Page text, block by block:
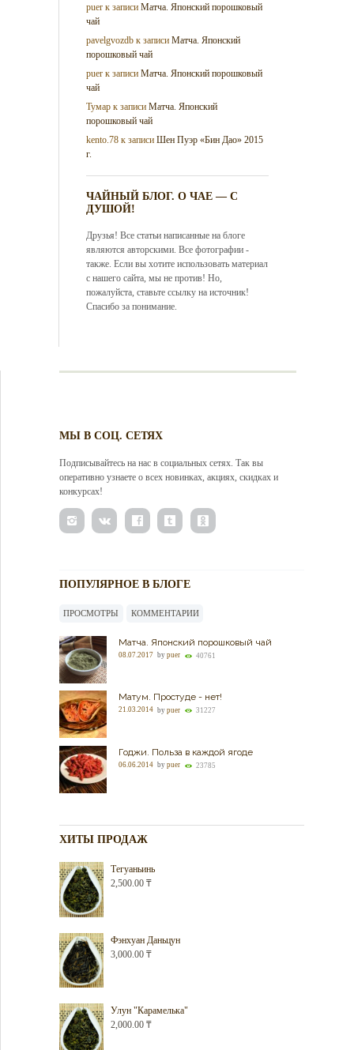
puer к записиМатча. Японский порошковый
чай
pavelgvozdb к записиМатча. Японский
порошковый чай
puer к записиМатча. Японский порошковый
чай
Тумар к записиМатча. Японский
порошковый чай
kento.78 к записиШен Пуэр «Бин Дао» 2015
г.
ЧАЙНЫЙ БЛОГ. О ЧАЕ — С
ДУШОЙ!
Друзья! Все статьи написанные на блоге
являются авторскими. Все фотографии -
также. Если вы хотите использовать материал
с нашего сайта, мы не против! Но,
пожалуйста, ставьте ссылку на источник!
Спасибо за понимание.
МЫ В СОЦ. СЕТЯХ
Подписывайтесь на нас в социальных сетях. Так вы
оперативно узнаете о всех новинках, акциях, скидках и
конкурсах!
ПОПУЛЯРНОЕ В БЛОГЕ
ПРОСМОТРЫ КОММЕНТАРИИ
Матча. Японский порошковый чай
08.07.2017 by puer 40761
Матум. Простуде - нет!
21.03.2014 by puer 31227
Годжи. Польза в каждой ягоде
06.06.2014 by puer 23785
ХИТЫ ПРОДАЖ
Тегуаньинь
2,500.00 ₸
Фэнхуан Даньцун
3,000.00 ₸
Улун "Карамелька"
2,000.00 ₸